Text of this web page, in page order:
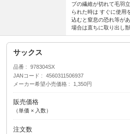
プの繊維が切れて毛羽
られた時は すぐに使用
込むと窒息の恐れ等が
場合は直ちに取り出し
サックス
品番
978304SX
JANコード
4560311506937
メーカー希望小売価格
1,350円
販売価格
（単価 × 入数）
注文数